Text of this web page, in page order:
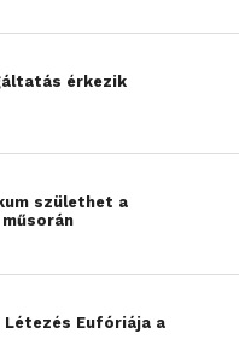
érkezik
születhet a
Létezés Eufóriája a